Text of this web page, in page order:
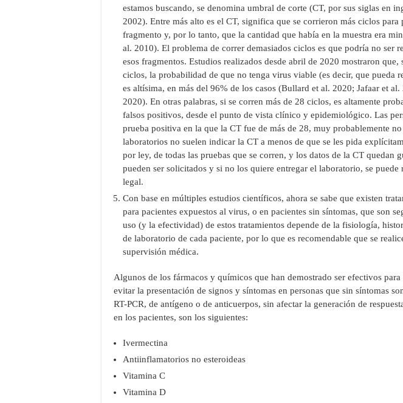
estamos buscando, se denomina umbral de corte (CT, por sus siglas en
2002). Entre más alto es el CT, significa que se corrieron más ciclos para
fragmento y, por lo tanto, que la cantidad que había en la muestra era
al. 2010). El problema de correr demasiados ciclos es que podría no ser
esos fragmentos. Estudios realizados desde abril de 2020 mostraron que,
ciclos, la probabilidad de que no tenga virus viable (es decir, que pueda
es altísima, en más del 96% de los casos (Bullard et al. 2020; Jafaar et
2020). En otras palabras, si se corren más de 28 ciclos, es altamente
falsos positivos, desde el punto de vista clínico y epidemiológico. Las
prueba positiva en la que la CT fue de más de 28, muy probablemente
laboratorios no suelen indicar la CT a menos de que se les pida
por ley, de todas las pruebas que se corren, y los datos de la CT quedan
pueden ser solicitados y si no los quiere entregar el laboratorio, se puede
legal.
Con base en múltiples estudios científicos, ahora se sabe que existen
para pacientes expuestos al virus, o en pacientes sin síntomas, que son
uso (y la efectividad) de estos tratamientos depende de la fisiología,
de laboratorio de cada paciente, por lo que es recomendable que se
supervisión médica.
Algunos de los fármacos y químicos que han demostrado ser efectivos
evitar la presentación de signos y síntomas en personas que sin síntomas
RT-PCR, de antígeno o de anticuerpos, sin afectar la generación de
en los pacientes, son los siguientes:
Ivermectina
Antiinflamatorios no esteroideas
Vitamina C
Vitamina D